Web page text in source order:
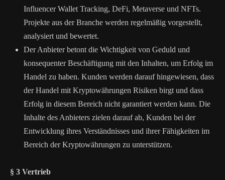
Influencer Wallet Tracking, DeFi, Metaverse und NFTs.
Projekte aus der Branche werden regelmäßig vorgestellt,
analysiert und bewertet.
Der Anbieter betont die Wichtigkeit von Geduld und
konsequenter Beschäftigung mit den Inhalten, um Erfolg im
Handel zu haben. Kunden werden darauf hingewiesen, dass
der Handel mit Kryptowährungen Risiken birgt und dass
Erfolg in diesem Bereich nicht garantiert werden kann. Die
Inhalte des Anbieters zielen darauf ab, Kunden bei der
Entwicklung ihres Verständnisses und ihrer Fähigkeiten im
Bereich der Kryptowährungen zu unterstützen.
§ 3 Vertrieb